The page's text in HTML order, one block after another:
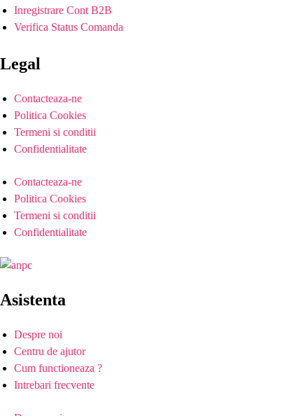
Inregistrare Cont B2B
Verifica Status Comanda
Legal
Contacteaza-ne
Politica Cookies
Termeni si conditii
Confidentialitate
Contacteaza-ne
Politica Cookies
Termeni si conditii
Confidentialitate
Asistenta
Despre noi
Centru de ajutor
Cum functioneaza ?
Intrebari frecvente